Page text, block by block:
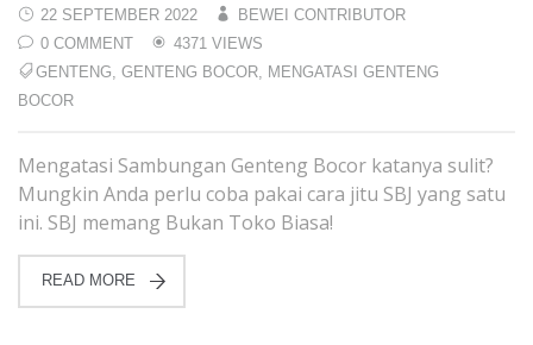
22 SEPTEMBER 2022
BEWEI CONTRIBUTOR
0 COMMENT
4371 VIEWS
GENTENG, GENTENG BOCOR, MENGATASI GENTENG
BOCOR
Mengatasi Sambungan Genteng Bocor katanya sulit?
Mungkin Anda perlu coba pakai cara jitu SBJ yang satu
ini. SBJ memang Bukan Toko Biasa!
READ MORE